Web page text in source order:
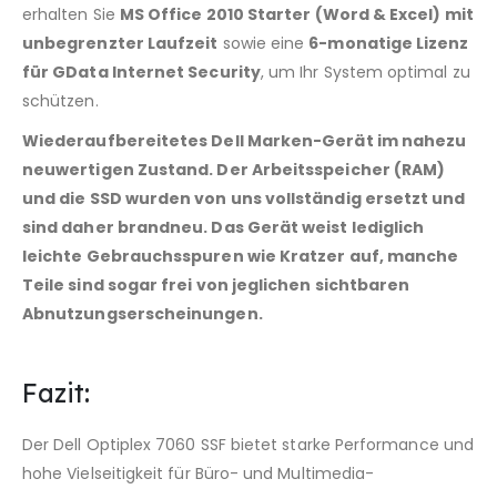
erhalten Sie MS Office 2010 Starter (Word & Excel) mit
unbegrenzter Laufzeit sowie eine 6-monatige Lizenz
für GData Internet Security, um Ihr System optimal zu
schützen.
Wiederaufbereitetes Dell Marken-Gerät im nahezu
neuwertigen Zustand. Der Arbeitsspeicher (RAM)
und die SSD wurden von uns vollständig ersetzt und
sind daher brandneu. Das Gerät weist lediglich
leichte Gebrauchsspuren wie Kratzer auf, manche
Teile sind sogar frei von jeglichen sichtbaren
Abnutzungserscheinungen.
Fazit:
Der Dell Optiplex 7060 SSF bietet starke Performance und
hohe Vielseitigkeit für Büro- und Multimedia-